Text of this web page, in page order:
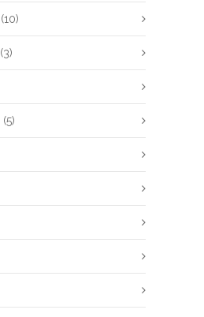
(10)
(3)
(5)